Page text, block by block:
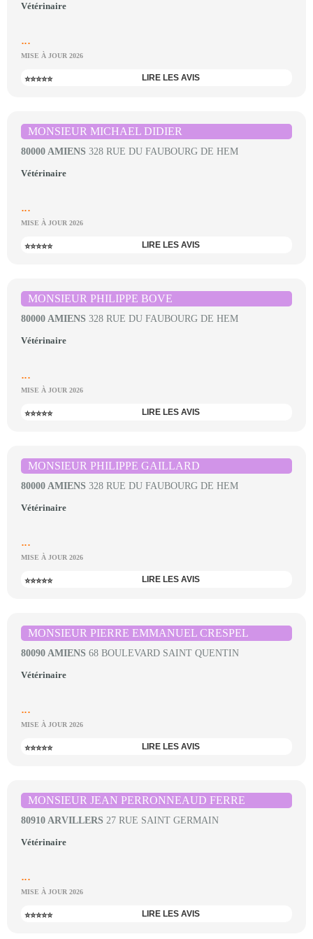
Vétérinaire
...
MISE À JOUR 2026
⭐⭐⭐⭐⭐ LIRE LES AVIS
MONSIEUR MICHAEL DIDIER
80000 AMIENS 328 RUE DU FAUBOURG DE HEM
Vétérinaire
...
MISE À JOUR 2026
⭐⭐⭐⭐⭐ LIRE LES AVIS
MONSIEUR PHILIPPE BOVE
80000 AMIENS 328 RUE DU FAUBOURG DE HEM
Vétérinaire
...
MISE À JOUR 2026
⭐⭐⭐⭐⭐ LIRE LES AVIS
MONSIEUR PHILIPPE GAILLARD
80000 AMIENS 328 RUE DU FAUBOURG DE HEM
Vétérinaire
...
MISE À JOUR 2026
⭐⭐⭐⭐⭐ LIRE LES AVIS
MONSIEUR PIERRE EMMANUEL CRESPEL
80090 AMIENS 68 BOULEVARD SAINT QUENTIN
Vétérinaire
...
MISE À JOUR 2026
⭐⭐⭐⭐⭐ LIRE LES AVIS
MONSIEUR JEAN PERRONNEAUD FERRE
80910 ARVILLERS 27 RUE SAINT GERMAIN
Vétérinaire
...
MISE À JOUR 2026
⭐⭐⭐⭐⭐ LIRE LES AVIS